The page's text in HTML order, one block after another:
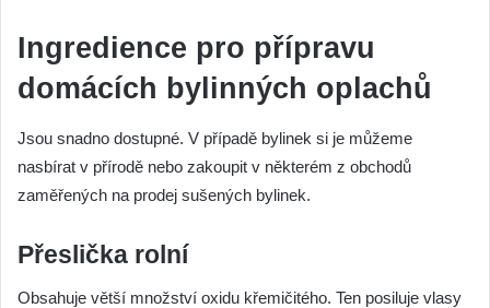
Ingredience pro přípravu
domácích bylinných oplachů
Jsou snadno dostupné. V případě bylinek si je můžeme
nasbírat v přírodě nebo zakoupit v některém z obchodů
zaměřených na prodej sušených bylinek.
Přeslička rolní
Obsahuje větší množství oxidu křemičitého. Ten posiluje vlasy